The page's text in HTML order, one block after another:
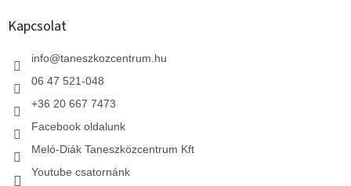
Kapcsolat
info@taneszkozcentrum.hu
06 47 521-048
+36 20 667 7473
Facebook oldalunk
Meló-Diák Taneszközcentrum Kft
Youtube csatornánk